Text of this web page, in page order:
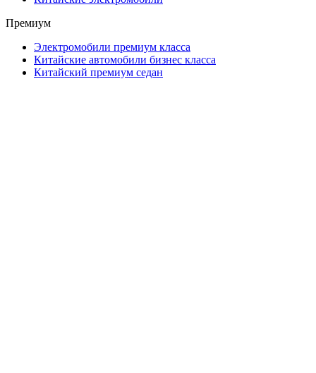
Премиум
Электромобили премиум класса
Китайские автомобили бизнес класса
Китайский премиум седан